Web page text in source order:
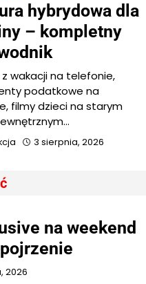
hybrydowa dla
– kompletny
z wakacji na telefonie,
podatkowe na
filmy dzieci na starym
3 sierpnia, 2026
na weekend
2026